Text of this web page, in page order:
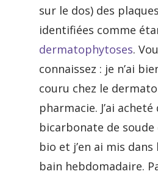
sur le dos) des
identifiées comme
dermatophytoses.
connaissez : je n’ai
couru chez le
pharmacie. J’ai acheté
bicarbonate de soude
bio et j’en ai mis dans
bain hebdomadaire.